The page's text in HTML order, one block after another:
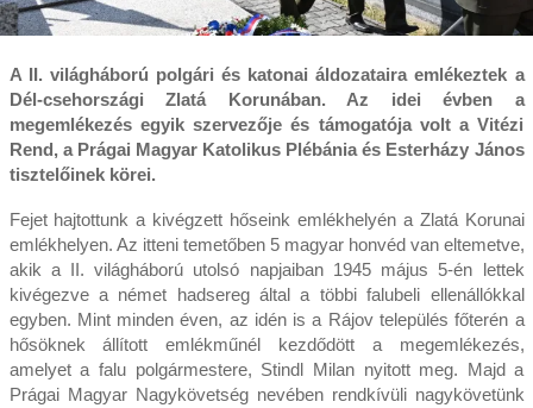
A II. világháború polgári és katonai áldozataira emlékeztek a
Dél-csehországi Zlatá Korunában. Az idei évben a
megemlékezés egyik szervezője és támogatója volt a Vitézi
Rend, a Prágai Magyar Katolikus Plébánia és Esterházy János
tisztelőinek körei.
Fejet hajtottunk a kivégzett hőseink emlékhelyén a Zlatá Korunai
emlékhelyen. Az itteni temetőben 5 magyar honvéd van eltemetve,
akik a II. világháború utolsó napjaiban 1945 május 5-én lettek
kivégezve a német hadsereg által a többi falubeli ellenállókkal
egyben. Mint minden éven, az idén is a Rájov település főterén a
hősöknek állított emlékműnél kezdődött a megemlékezés,
amelyet a falu polgármestere, Stindl Milan nyitott meg. Majd a
Prágai Magyar Nagykövetség nevében rendkívüli nagykövetünk